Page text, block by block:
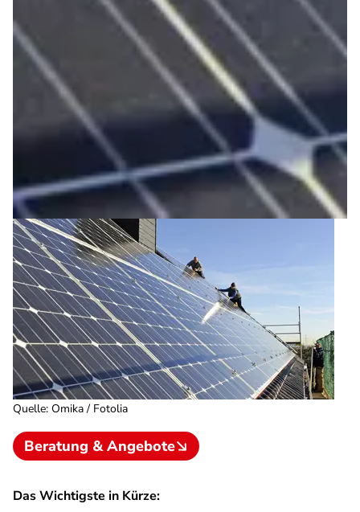
Quelle: Omika / Fotolia
Beratung & Angebote
Das Wichtigste in Kürze: